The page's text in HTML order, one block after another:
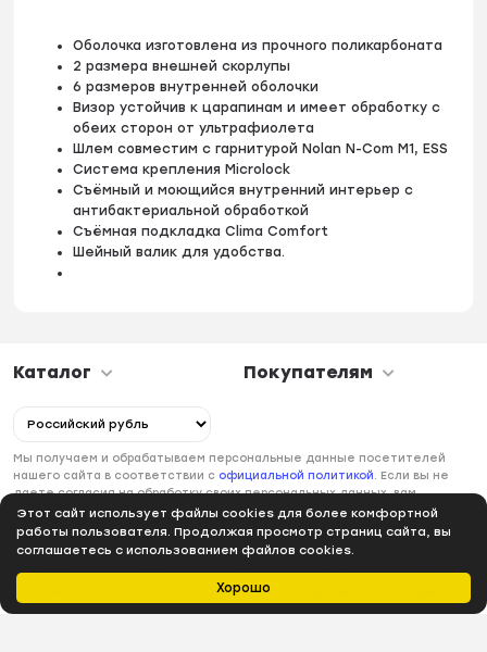
Хорошо
Этот сайт использует файлы cookies для более комфортной
работы пользователя. Продолжая просмотр страниц сайта, вы
соглашаетесь с использованием файлов cookies.
Избранное
Оболочка изготовлена из прочного поликарбоната
2 размера внешней скорлупы
6 размеров внутренней оболочки
Визор устойчив к царапинам и имеет обработку с
обеих сторон от ультрафиолета
Шлем совместим с гарнитурой Nolan N-Com M1, ESS
Система крепления Microlock
Съёмный и моющийся внутренний интерьер с
антибактериальной обработкой
Съёмная подкладка Clima Comfort
Шейный валик для удобства.
Каталог Покупателям
Мы получаем и обрабатываем персональные данные посетителей
нашего сайта в соответствии с официальной политикой
. Если вы не
даете согласия на обработку своих персональных данных, вам
необходимо покинуть наш сайт.